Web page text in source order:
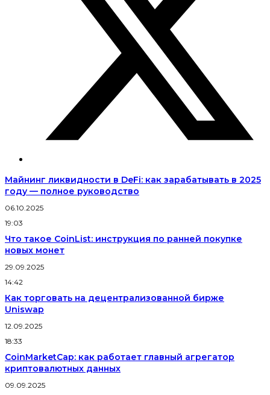
Майнинг ликвидности в DeFi: как зарабатывать в 2025
году — полное руководство
06.10.2025
19:03
Что такое CoinList: инструкция по ранней покупке
новых монет
29.09.2025
14:42
Как торговать на децентрализованной бирже
Uniswap
12.09.2025
18:33
CoinMarketCap: как работает главный агрегатор
криптовалютных данных
09.09.2025